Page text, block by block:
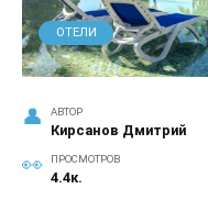
ОТЕЛИ
АВТОР
Кирсанов Дмитрий
ПРОСМОТРОВ
4.4к.